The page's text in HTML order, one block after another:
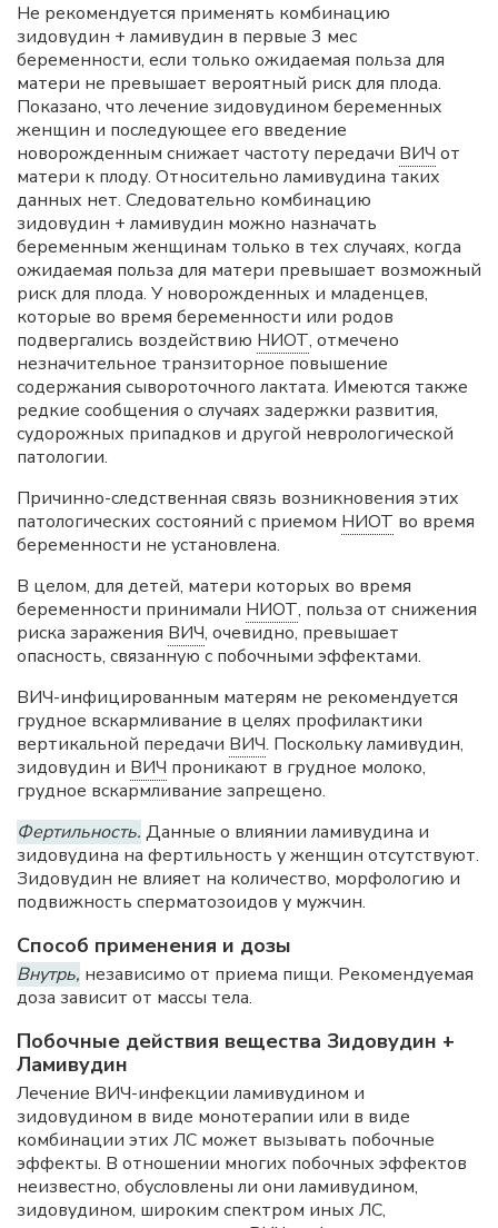
Не рекомендуется применять комбинацию
зидовудин + ламивудин в первые 3 мес
беременности, если только ожидаемая польза для
матери не превышает вероятный риск для плода.
Показано, что лечение зидовудином беременных
женщин и последующее его введение
новорожденным снижает частоту передачи ВИЧ от
матери к плоду. Относительно ламивудина таких
данных нет. Следовательно комбинацию
зидовудин + ламивудин можно назначать
беременным женщинам только в тех случаях, когда
ожидаемая польза для матери превышает возможный
риск для плода. У новорожденных и младенцев,
которые во время беременности или родов
подвергались воздействию НИОТ, отмечено
незначительное транзиторное повышение
содержания сывороточного лактата. Имеются также
редкие сообщения о случаях задержки развития,
судорожных припадков и другой неврологической
патологии.
Причинно-следственная связь возникновения этих
патологических состояний с приемом НИОТ во время
беременности не установлена.
В целом, для детей, матери которых во время
беременности принимали НИОТ, польза от снижения
риска заражения ВИЧ, очевидно, превышает
опасность, связанную с побочными эффектами.
ВИЧ-инфицированным матерям не рекомендуется
грудное вскармливание в целях профилактики
вертикальной передачи ВИЧ. Поскольку ламивудин,
зидовудин и ВИЧ проникают в грудное молоко,
грудное вскармливание запрещено.
Фертильность. Данные о влиянии ламивудина и
зидовудина на фертильность у женщин отсутствуют.
Зидовудин не влияет на количество, морфологию и
подвижность сперматозоидов у мужчин.
Способ применения и дозы
Внутрь, независимо от приема пищи. Рекомендуемая
доза зависит от массы тела.
Побочные действия вещества Зидовудин +
Ламивудин
Лечение ВИЧ-инфекции ламивудином и
зидовудином в виде монотерапии или в виде
комбинации этих ЛС может вызывать побочные
эффекты. В отношении многих побочных эффектов
неизвестно, обусловлены ли они ламивудином,
зидовудином, широким спектром иных ЛС,